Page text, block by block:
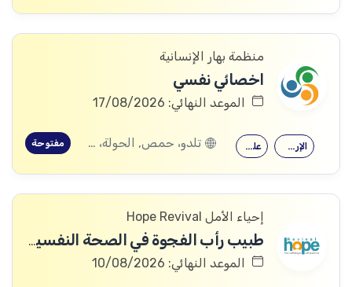
منظمة بهار الإنسانية
اخصائي نفسي
الموعد النهائي: 17/08/2026
علم النفس الإرشاد النفسي تلدو، حمص, الحولة، حمص مفتوحة
إحياء الأمل Hope Revival
طبيب رأب الفجوة في الصحة النفسية (mhGAP Doctor)
الموعد النهائي: 10/08/2026